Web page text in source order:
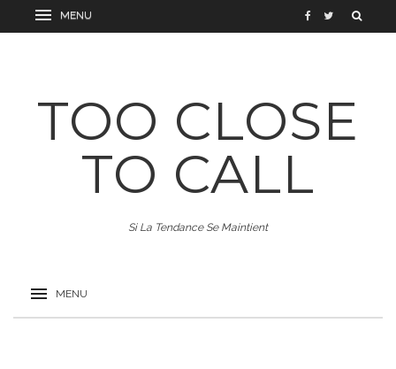
TOO CLOSE
TO CALL
Si La Tendance Se Maintient